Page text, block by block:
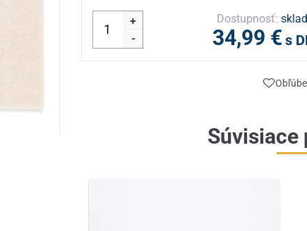
+
-
Dostupnosť:
34,99 € s
Súvisiace